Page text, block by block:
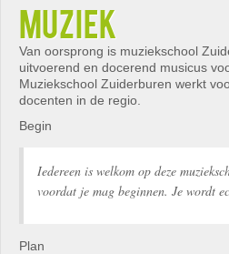
muziek
Van oorsprong is muziekschool
uitvoerend en docerend musicus
Muziekschool Zuiderburen werkt
docenten in de regio.
Begin
Iedereen is welkom op deze
voordat je mag beginnen. Je wordt
Plan